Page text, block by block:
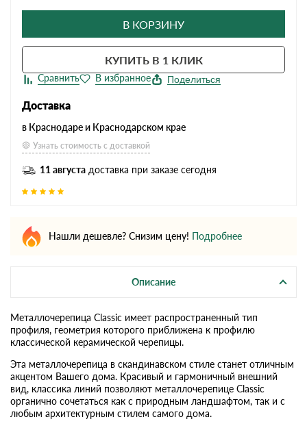
В КОРЗИНУ
КУПИТЬ В 1 КЛИК
Поделиться
Доставка
в Краснодаре и Краснодарском крае
Узнать стоимость с доставкой
11 августа доставка при заказе сегодня
Нашли дешевле? Снизим цену! Подробнее
Описание
Металлочерепица Classic имеет распространенный тип
профиля, геометрия которого приближена к профилю
классической керамической черепицы.
Эта металлочерепица в скандинавском стиле станет отличным
акцентом Вашего дома. Красивый и гармоничный внешний
вид, классика линий позволяют металлочерепице Classic
органично сочетаться как с природным ландшафтом, так и с
любым архитектурным стилем самого дома.